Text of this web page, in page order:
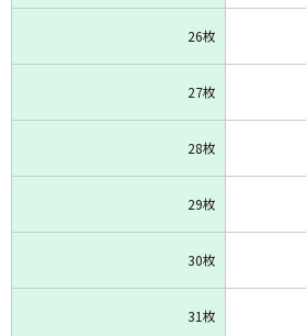
26枚
27枚
28枚
29枚
30枚
31枚